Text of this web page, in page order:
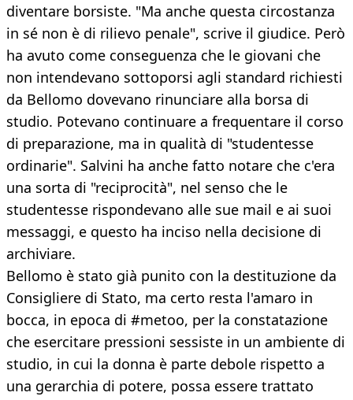
diventare borsiste. "Ma anche questa circostanza
in sé non è di rilievo penale", scrive il giudice. Però
ha avuto come conseguenza che le giovani che
non intendevano sottoporsi agli standard richiesti
da Bellomo dovevano rinunciare alla borsa di
studio. Potevano continuare a frequentare il corso
di preparazione, ma in qualità di "studentesse
ordinarie". Salvini ha anche fatto notare che c'era
una sorta di "reciprocità", nel senso che le
studentesse rispondevano alle sue mail e ai suoi
messaggi, e questo ha inciso nella decisione di
archiviare.
Bellomo è stato già punito con la destituzione da
Consigliere di Stato, ma certo resta l'amaro in
bocca, in epoca di #metoo, per la constatazione
che esercitare pressioni sessiste in un ambiente di
studio, in cui la donna è parte debole rispetto a
una gerarchia di potere, possa essere trattato